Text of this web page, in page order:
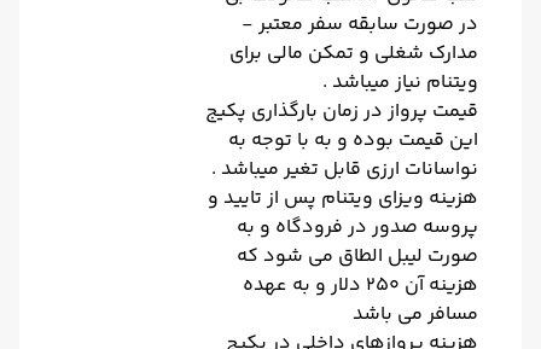
در صورت سابقه سفر معتبر -
مدارک شغلی و تمکن مالی برای
ویتنام نیاز میباشد .
قیمت پرواز در زمان بارگذاری پکیج
این قیمت بوده و به با توجه به
نواسانات ارزی قابل تغیر میباشد .
هزینه ویزای ویتنام پس از تایید و
پروسه صدور در فرودگاه و به
صورت لیبل الطاق می شود که
هزینه آن 250 دلار و به عهده
مسافر می باشد